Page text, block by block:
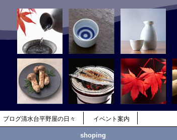
ブログ清水台平野屋の日々 イベント案内
shoping